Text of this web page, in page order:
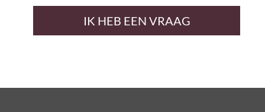
IK HEB EEN VRAAG